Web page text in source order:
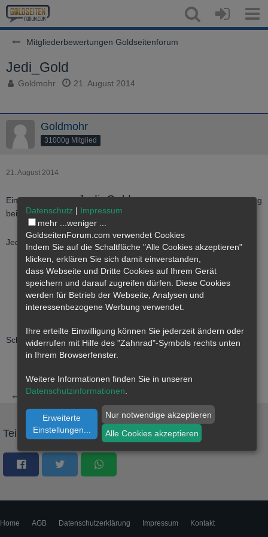
Mitgliederbewertungen Goldseitenforum
Mitgliederbewertungen Goldseitenforum
Jedi_Gold
Goldmohr 21. August 2014
Goldmohr
31000g Mitglied
21. August 2014
Ein großes Lob anJedi_Gold.Problemlose schnelle Abwicklung
bei netter Kommunikation!
Jederzeit… Anmelden oder registrieren
Schriftgröße: A A A A
Teilen
Home AGB Datenschutzerklärung Impressum Kontakt
Datenschutz | Impressum
mehr ... weniger ...
GoldseitenForum.com verwendet Cookies
Indem Sie auf die Schaltfläche "Alle Cookies akzeptieren"
klicken, erklären Sie sich damit einverstanden,
dass Webseite und Dritte Cookies auf Ihrem Gerät
speichern und darauf zugreifen dürfen. Diese Cookies
werden für Betrieb der Webseite, Analysen und
interessenbezogene Werbung verwendet.
Ihre erteilte Einwilligung können Sie jederzeit ändern oder
widerrufen mit Hilfe des "Zahnrad"-Symbols rechts unten
in Ihrem Browserfenster.
Weitere Informationen finden Sie in unseren
Datenschutzinformationen
Erweiterte
Einstellungen...
Nur notwendige akzeptieren
Alle Cookies akzeptieren